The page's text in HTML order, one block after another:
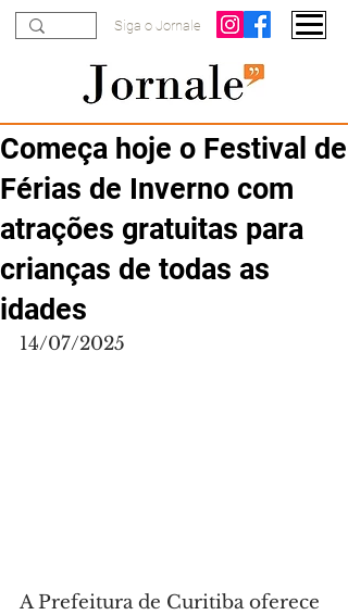
Siga o Jornale
Começa hoje o Festival de
Férias de Inverno com
atrações gratuitas para
crianças de todas as
idades
14/07/2025
A Prefeitura de Curitiba oferece